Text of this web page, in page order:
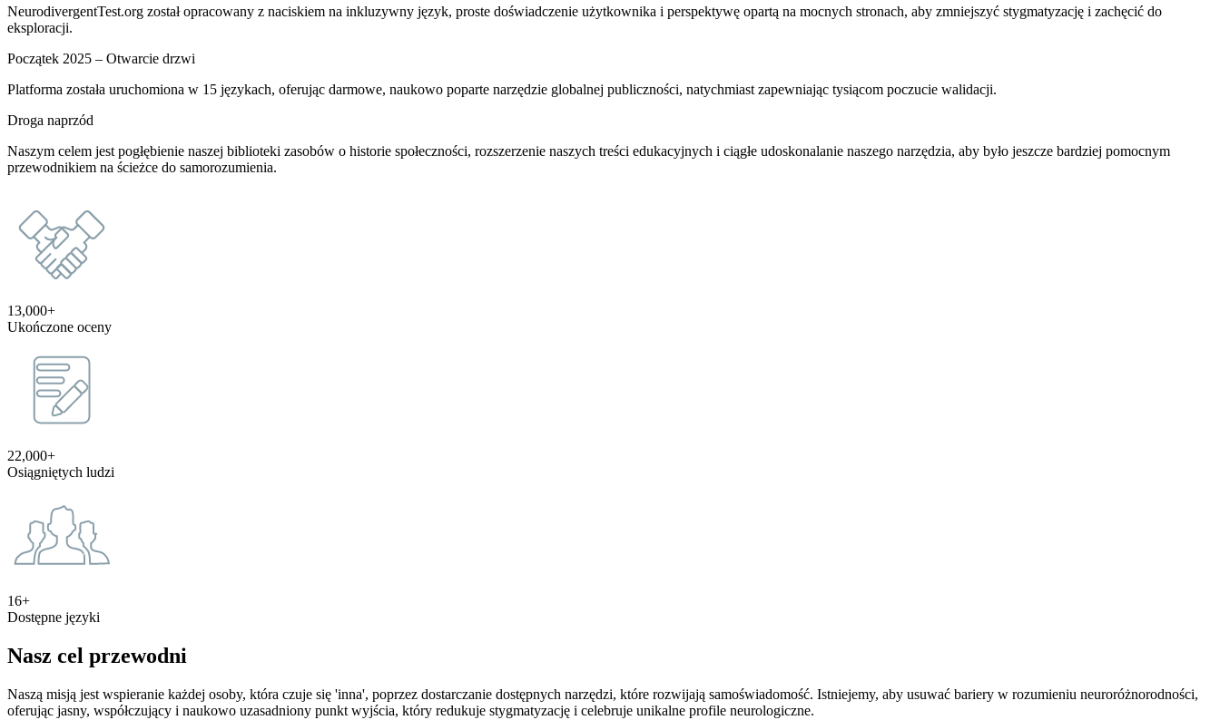
NeurodivergentTest.org został opracowany z naciskiem na inkluzywny język, proste doświadczenie użytkownika i perspektywę opartą na mocnych stronach, aby zmniejszyć stygmatyzację i zachęcić do
eksploracji.
Początek 2025 – Otwarcie drzwi
Platforma została uruchomiona w 15 językach, oferując darmowe, naukowo poparte narzędzie globalnej publiczności, natychmiast zapewniając tysiącom poczucie walidacji.
Droga naprzód
Naszym celem jest pogłębienie naszej biblioteki zasobów o historie społeczności, rozszerzenie naszych treści edukacyjnych i ciągłe udoskonalanie naszego narzędzia, aby było jeszcze bardziej pomocnym
przewodnikiem na ścieżce do samorozumienia.
13,000+
Ukończone oceny
22,000+
Osiągniętych ludzi
16+
Dostępne języki
Nasz cel przewodni
Naszą misją jest wspieranie każdej osoby, która czuje się 'inna', poprzez dostarczanie dostępnych narzędzi, które rozwijają samoświadomość. Istniejemy, aby usuwać bariery w rozumieniu neuroróżnorodności,
oferując jasny, współczujący i naukowo uzasadniony punkt wyjścia, który redukuje stygmatyzację i celebruje unikalne profile neurologiczne.